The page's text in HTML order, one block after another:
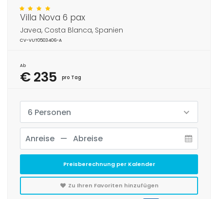
Villa Nova 6 pax
Javea, Costa Blanca, Spanien
CV-VUT0503406-A
Ab
€ 235 pro Tag
6 Personen
Preisberechnung per Kalender
Zu Ihren Favoriten hinzufügen